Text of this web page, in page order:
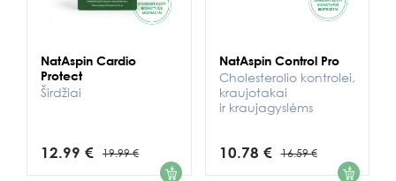
NatAspin Cardio
Protect
Širdžiai
12.99 € 19.99 € 1
NatAspin Control Pro
Cholesterolio kontrolei,
kraujotakai
ir kraujagyslėms
10.78 € 16.59 € 1